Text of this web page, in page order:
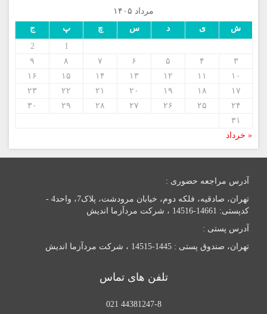
مرداد ۱۴۰۵
ش
ی د س چ پ ج
« خرداد
1
2
۳
۴ ۵ ۶ ۷ ۸
۹
۱۰
۱۱ ۱۲ ۱۳ ۱۴ ۱۵
۱۶
۱۷
۱۸ ۱۹ ۲۰ ۲۱ ۲۲
۲۳
۲۴
۲۵ ۲۶ ۲۷ ۲۸ ۲۹
۳۰
۳۱
آدرس مراجعه حضوری :
تهران، صادقیه، فلکه دوم، خیابان مرودشت، پلاک7، واحد4 -
کدپستی: 14661-14516 ، شرکت مردآزما اندیش
آدرس پستی :
تهران، صندوق پستی : 1445-14515 ، شرکت مردآزما اندیش
تلفن های تماس
44381247-8 021